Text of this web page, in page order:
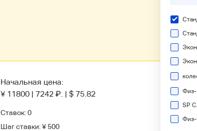
Начальная цена:
¥ 11800 | 7242 ₽. | $ 75.82
Ставок:0
Шаг ставки:¥ 500
Физ-
SP